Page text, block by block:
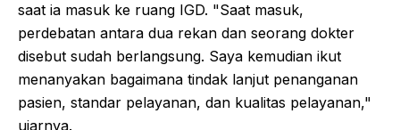
saat ia masuk ke ruang IGD. "Saat masuk,
perdebatan antara dua rekan dan seorang dokter
disebut sudah berlangsung. Saya kemudian ikut
menanyakan bagaimana tindak lanjut penanganan
pasien, standar pelayanan, dan kualitas pelayanan,"
ujarnya.